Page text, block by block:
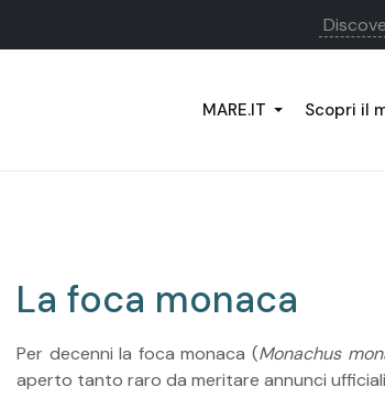
MARE.IT Scopri il
La foca monaca
Per decenni la foca monaca (Monachus
aperto tanto raro da meritare annunci